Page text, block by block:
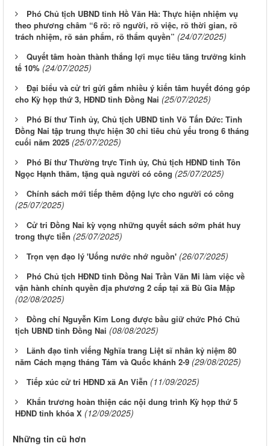
Phó Chủ tịch UBND tỉnh Hồ Văn Hà: Thực hiện nhiệm vụ
theo phương châm “6 rõ: rõ người, rõ việc, rõ thời gian, rõ
trách nhiệm, rõ sản phẩm, rõ thẩm quyền” (24/07/2025)
Quyết tâm hoàn thành thắng lợi mục tiêu tăng trưởng kinh
tế 10% (24/07/2025)
Đại biểu và cử tri gửi gắm nhiều ý kiến tâm huyết đóng góp
cho Kỳ họp thứ 3, HĐND tỉnh Đồng Nai (25/07/2025)
Phó Bí thư Tỉnh ủy, Chủ tịch UBND tỉnh Võ Tấn Đức: Tỉnh
Đồng Nai tập trung thực hiện 30 chỉ tiêu chủ yếu trong 6 tháng
cuối năm 2025 (25/07/2025)
Phó Bí thư Thường trực Tỉnh ủy, Chủ tịch HĐND tỉnh Tôn
Ngọc Hạnh thăm, tặng quà người có công (25/07/2025)
Chính sách mới tiếp thêm động lực cho người có công
(25/07/2025)
Cử tri Đồng Nai kỳ vọng những quyết sách sớm phát huy
trong thực tiễn (25/07/2025)
Trọn vẹn đạo lý 'Uống nước nhớ nguồn' (26/07/2025)
Phó Chủ tịch HĐND tỉnh Đồng Nai Trần Văn Mi làm việc về
vận hành chính quyền địa phương 2 cấp tại xã Bù Gia Mập
(02/08/2025)
Đồng chí Nguyễn Kim Long được bầu giữ chức Phó Chủ
tịch UBND tỉnh Đồng Nai (08/08/2025)
Lãnh đạo tỉnh viếng Nghĩa trang Liệt sĩ nhân kỷ niệm 80
năm Cách mạng tháng Tám và Quốc khánh 2-9 (29/08/2025)
Tiếp xúc cử tri HĐND xã An Viễn (11/09/2025)
Khẩn trương hoàn thiện các nội dung trình Kỳ họp thứ 5
HĐND tỉnh khóa X (12/09/2025)
Những tin cũ hơn